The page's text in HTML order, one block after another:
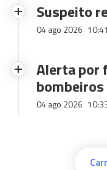
Suspeito
04 ago 2026 10:41
Alerta por
bombeiros
04 ago 2026